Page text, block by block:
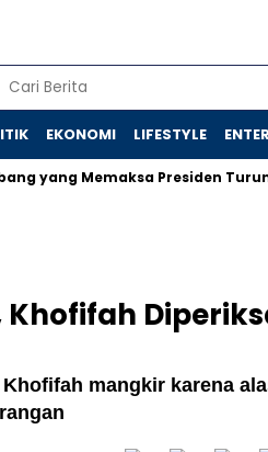
EKONOMI LIFESTYLE
Memaksa Presiden Turun
mangkir karena